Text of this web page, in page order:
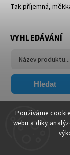
Používáme
webu a díky
Tak příjemná,
VYHLEDÁVÁNÍ
Hledat
FACEBOOK